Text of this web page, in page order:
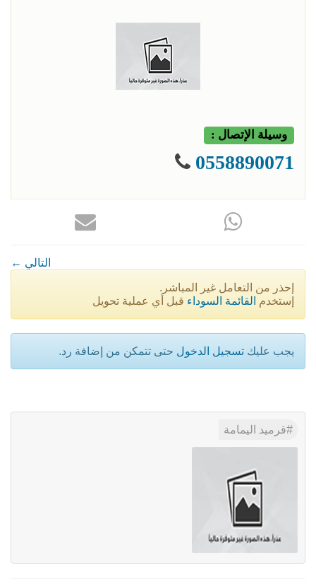
وسيلة الإتصال :
0558890071
← التالي
إحذر من التعامل غير المباشر.
إستخدم القائمة السوداء قبل أي عملية تحويل
يجب عليك تسجيل الدخول حتى تتمكن من إضافة رد.
قرميد اليمامة